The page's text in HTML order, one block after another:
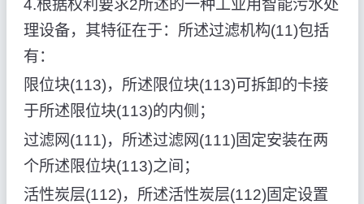
4.根据权利要求2所述的一种工业用智能污水处
理设备，其特征在于：所述过滤机构(11)包括
有：
限位块(113)，所述限位块(113)可拆卸的卡接
于所述限位块(113)的内侧；
过滤网(111)，所述过滤网(111)固定安装在两
个所述限位块(113)之间；
活性炭层(112)，所述活性炭层(112)固定设置